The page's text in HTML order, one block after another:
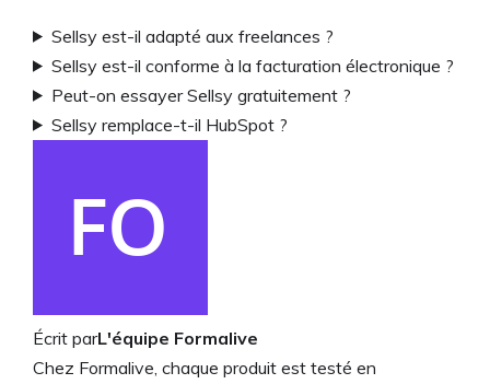
Sellsy est-il adapté aux freelances ?
Sellsy est-il conforme à la facturation électronique ?
Peut-on essayer Sellsy gratuitement ?
Sellsy remplace-t-il HubSpot ?
Écrit parL'équipe Formalive
Chez Formalive, chaque produit est testé en